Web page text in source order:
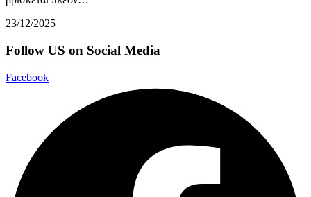
23/12/2025
Follow US on Social Media
Facebook